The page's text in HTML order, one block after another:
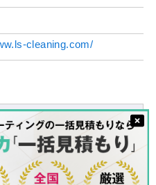
cleaning.com/
績5,000件以上あり
ディングも対応